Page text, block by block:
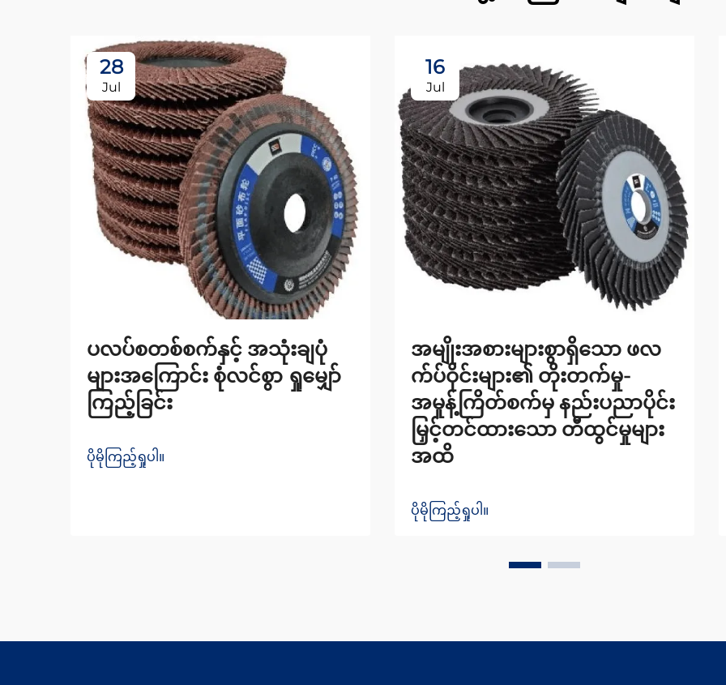
28
Jul
ပလပ်စတစ်စက်နှင့် အသုံးချပုံ
များအကြောင်း စုံလင်စွာ ရှုမျှော်
ကြည့်ခြင်း
ပိုမိုကြည့်ရှုပါ။
16
Jul
အမျိုးအစားများစွာရှိသော ဖလ
က်ပ်ဝိုင်းများ၏ တိုးတက်မှု-
အမှုန့်ကြိတ်စက်မှ နည်းပညာပိုင်း
မြှင့်တင်ထားသော တီထွင်မှုများ
အထိ
ပိုမိုကြည့်ရှုပါ။